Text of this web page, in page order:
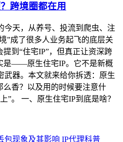
跨境圈都在用
今天，从养号、投流到爬虫、注
”成了很多人业务起飞的底层关
到“住宅IP”，但真正让资深跨
是——原生住宅IP。它不是新概
武器。本文就来给你拆透：原生
么香？以及用的时候要注意什
”。 一、原生住宅IP到底是啥？
IP代理科普